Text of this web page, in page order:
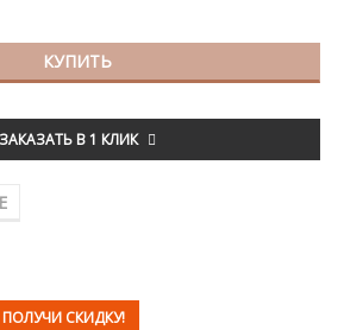
КУПИТЬ
ЗАКАЗАТЬ В 1 КЛИК
СКИДКУ!